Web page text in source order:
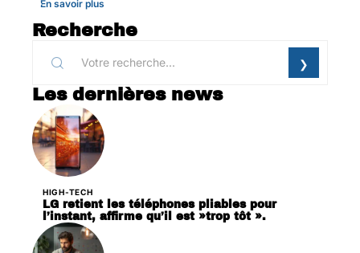
En savoir plus
Recherche
Les dernières news
HIGH-TECH
LG retient les téléphones pliables pour
l’instant, affirme qu’il est »trop tôt ».